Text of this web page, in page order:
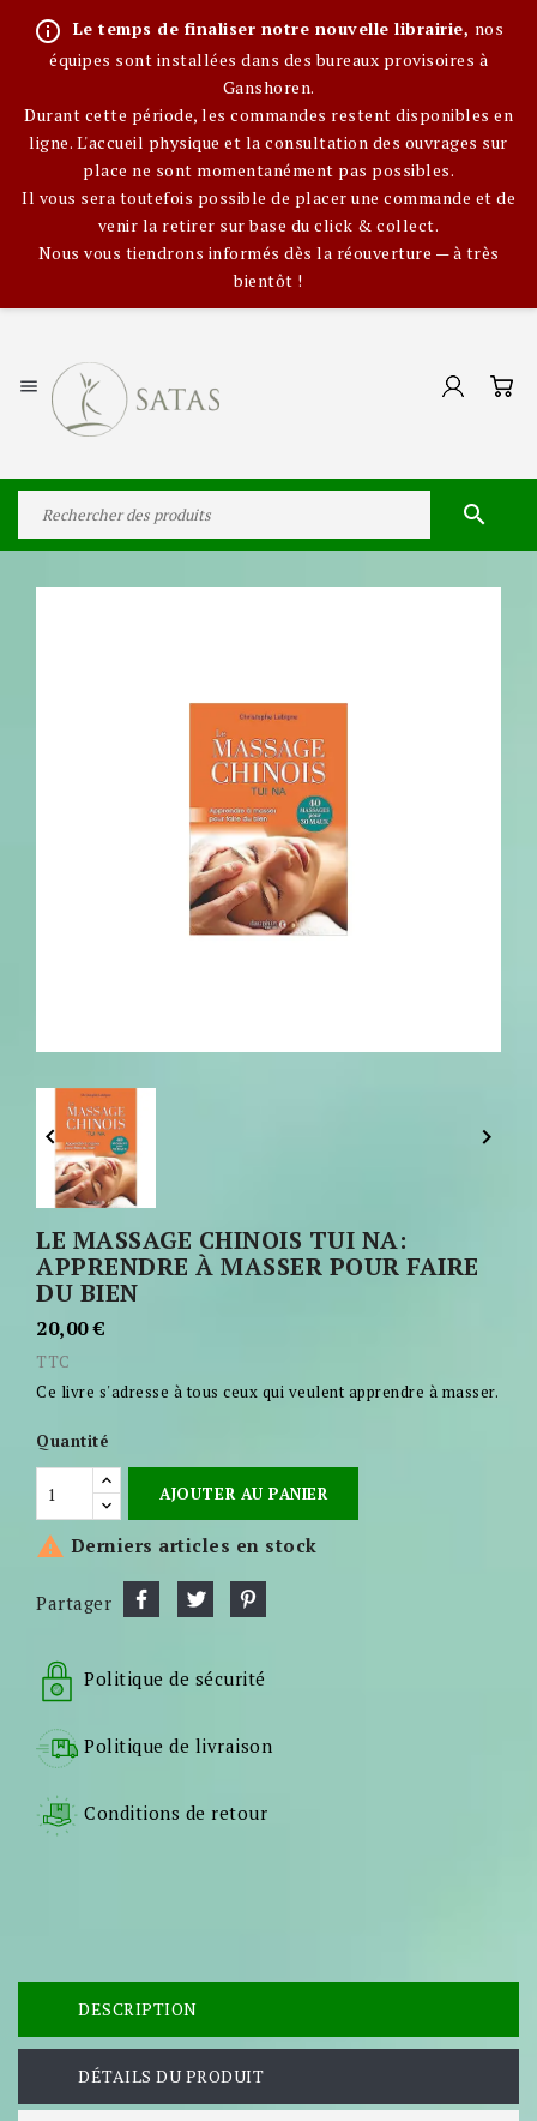
info_outline Le temps de finaliser notre nouvelle librairie, nos
équipes sont installées dans des bureaux provisoires à
Ganshoren.
Durant cette période, les commandes restent disponibles en
ligne. L'accueil physique et la consultation des ouvrages sur
place ne sont momentanément pas possibles.
Il vous sera toutefois possible de placer une commande et de
venir la retirer sur base du click & collect.
Nous vous tiendrons informés dès la réouverture — à très
bientôt !


 
LE MASSAGE CHINOIS TUI NA:
APPRENDRE À MASSER POUR FAIRE
DU BIEN
20,00 €
TTC
Ce livre s'adresse à tous ceux qui veulent apprendre à masser.
Quantité
AJOUTER AU PANIER
 Derniers articles en stock
Partager
Politique de sécurité
Politique de livraison
Conditions de retour
DESCRIPTION
DÉTAILS DU PRODUIT